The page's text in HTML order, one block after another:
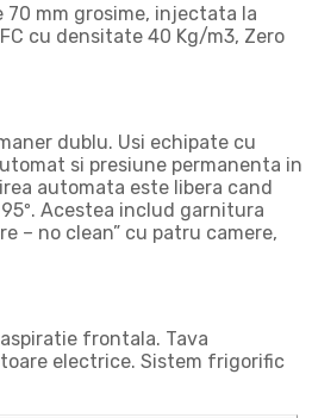
mm grosime, injectata la
cu densitate 40 Kg/m3, Zero
dublu. Usi echipate cu
si presiune permanenta in
automata este libera cand
Acestea includ garnitura
– no clean” cu patru camere,
frontala. Tava
electrice. Sistem frigorific